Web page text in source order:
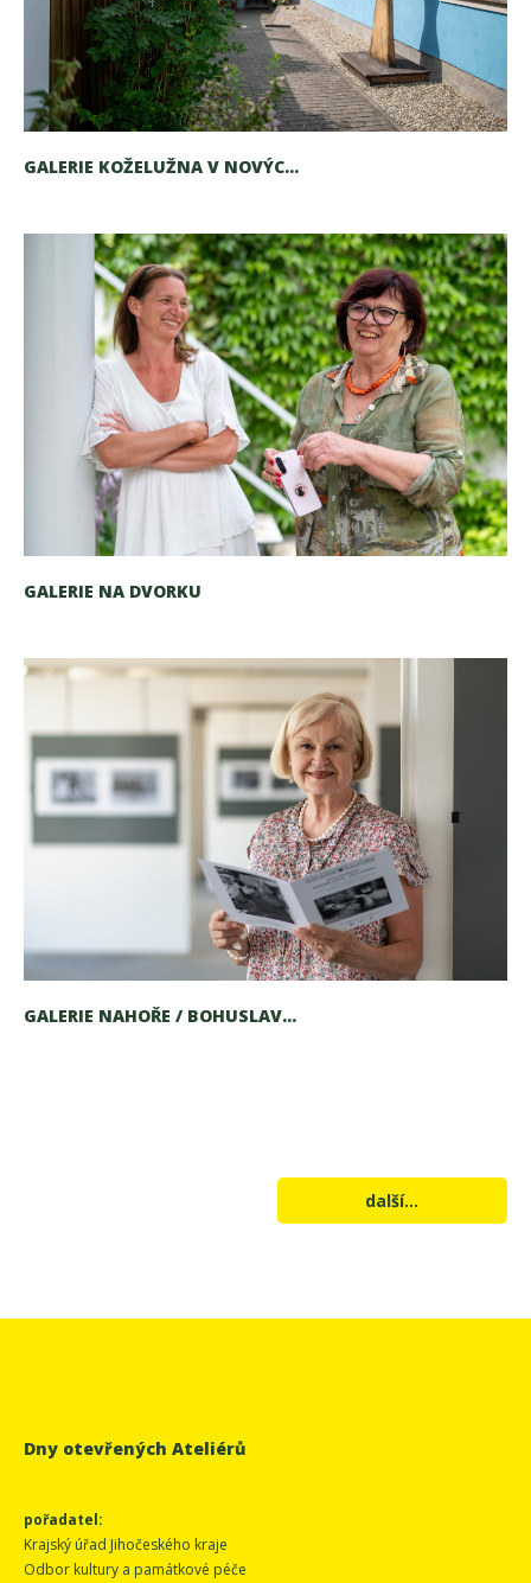
GALERIE KOŽELUŽNA V NOVÝC...
GALERIE NA DVORKU
GALERIE NAHOŘE / BOHUSLAV...
další...
Dny otevřených Ateliérů
pořadatel:
Krajský úřad Jihočeského kraje
Odbor kultury a památkové péče